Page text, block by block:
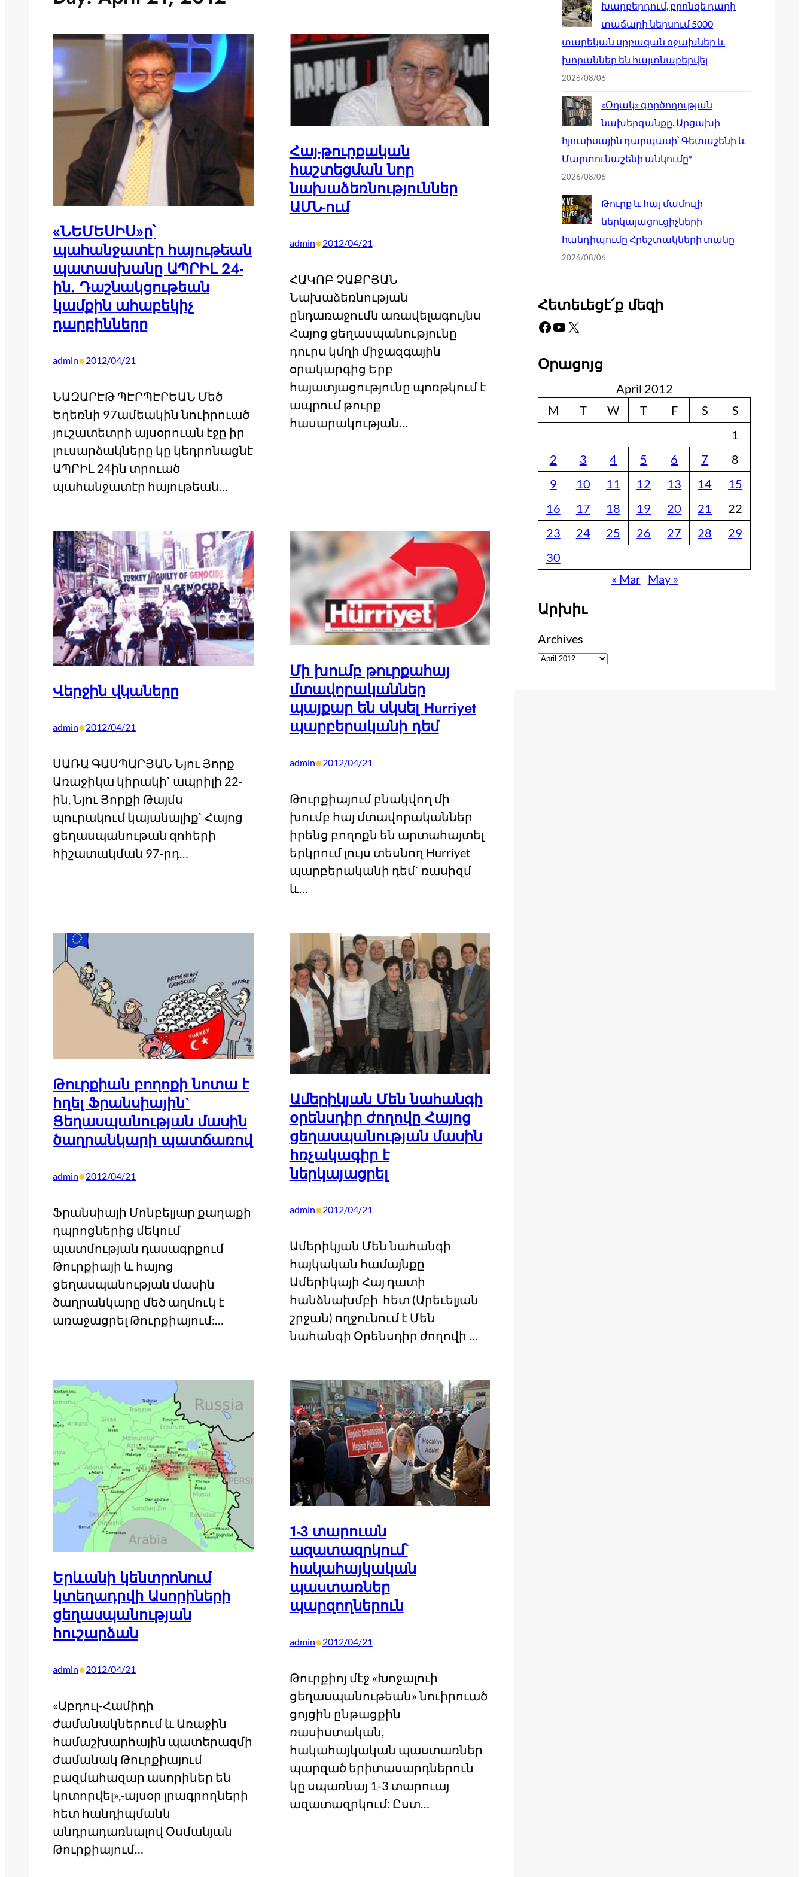
«ՆԵՄԵՍԻՍ»ը՝
պահանջատէր հայութեան
պատասխանը ԱՊՐԻԼ 24-
ին. Դաշնակցութեան
կամքին ահաբեկիչ
դարբինները
admin•2012/04/21
ՆԱԶԱՐԷԹ ՊԷՐՊԷՐԵԱՆ Մեծ
Եղեռնի 97ամեակին նուիրուած
յուշատետրի այսօրուան էջը իր
լուսարձակները կը կեդրոնացնէ
ԱՊՐԻԼ 24ին տրուած
պահանջատէր հայութեան…
Հայ-թուրքական
հաշտեցման նոր
նախաձեռնություններ
ԱՄՆ-ում
admin•2012/04/21
ՀԱԿՈԲ ՉԱՔՐՅԱՆ
Նախաձեռնության
ընդառաջումն առավելագույնս
Հայոց ցեղասպանությունը
դուրս կմղի միջազգային
օրակարգից Երբ
հայատյացությունը պոռթկում է
ապրում թուրք
հասարակության…
Վերջին վկաները
admin•2012/04/21
ՍԱՌԱ ԳԱՍՊԱՐՅԱՆ Նյու Յորք
Առաջիկա կիրակի` ապրիլի 22-
ին, Նյու Յորքի Թայմս
պուրակում կայանալիք` Հայոց
ցեղասպանութան զոհերի
հիշատակման 97-րդ…
Մի խումբ թուրքահայ
մտավորականներ
պայքար են սկսել Hurriyet
պարբերականի դեմ
admin•2012/04/21
Թուրքիայում բնակվող մի
խումբ հայ մտավորականներ
իրենց բողոքն են արտահայտել
երկրում լույս տեսնող Hurriyet
պարբերականի դեմ` ռասիզմ
և…
Թուրքիան բողոքի նոտա է
հղել Ֆրանսիային`
Ցեղասպանության մասին
ծաղրանկարի պատճառով
admin•2012/04/21
Ֆրանսիայի Մոնբելյար քաղաքի
դպրոցներից մեկում
պատմության դասագրքում
Թուրքիայի և հայոց
ցեղասպանության մասին
ծաղրանկարը մեծ աղմուկ է
առաջացրել Թուրքիայում:…
Ամերիկյան Մեն նահանգի
օրենսդիր ժողովը Հայոց
ցեղասպանության մասին
հռչակագիր է
ներկայացրել
admin•2012/04/21
Ամերիկյան Մեն նահանգի
հայկական համայնքը
Ամերիկայի Հայ դատի
հանձնախմբի հետ (Արեւելյան
շրջան) ողջունում է Մեն
նահանգի Օրենսդիր ժողովի …
Երևանի կենտրոնում
կտեղադրվի Ասորիների
ցեղասպանության
հուշարձան
admin•2012/04/21
«Աբդուլ-Համիդի
ժամանակներում և Առաջին
համաշխարհային պատերազմի
ժամանակ Թուրքիայում
բազմահազար ասորիներ են
կոտորվել»,-այսօր լրագրողների
հետ հանդիպմանն
անդրադառնալով Օսմանյան
Թուրքիայում…
1-3 տարուան
ազատազրկում՝
հակահայկական
պաստառներ
պարզողներուն
admin•2012/04/21
Թուրքիոյ մէջ «Խոջալուի
ցեղասպանութեան» նուիրուած
ցոյցին ընթացքին
ռասիստական,
հակահայկական պաստառներ
պարզած երիտասարդներուն
կը սպառնայ 1-3 տարուայ
ազատազրկում: Ըստ…
Խարբերդում, բրոնզե դարի
տաճարի ներսում 5000
տարեկան սրբազան օջախներ և
խորաններ են հայտնաբերվել
2026/08/06
«Օղակ» գործողության
նախերգանքը. Արցախի
հյուսիսային դարպասի՝ Գետաշենի և
Մարտունաշենի անկումը*
2026/08/06
Թուրք և հայ մամուլի
ներկայացուցիչների
հանդիպումը Հրեշտակների տանը
2026/08/06
Հետեւեցէ՛ք մեզի
Facebook YouTube X
Օրացոյց
April 2012
M
T W T F S
S
1
2
3 4 5 6 7
8
9
10 11 12 13 14
15
16
17 18 19 20 21
22
23
24 25 26 27 28
29
30
« Mar May »
Արխիւ
Archives